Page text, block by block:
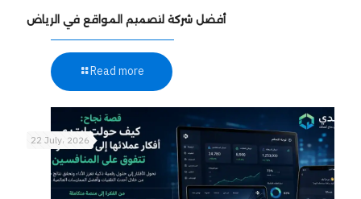
أفضل شركة لتصميم المواقع في الرياض
Read more
22 July، 2026